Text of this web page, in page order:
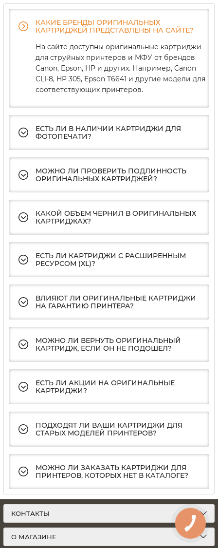
КАКИЕ БРЕНДЫ ОРИГИНАЛЬНЫХ
КАРТРИДЖЕЙ ПРЕДСТАВЛЕНЫ НА САЙТЕ?
На сайте доступны оригинальные картриджи
для струйных принтеров и МФУ от брендов
Canon, Epson, HP и других. Например, Canon
CLI-8, HP 305, Epson T6641 и другие модели для
соответствующих принтеров.
ЕСТЬ ЛИ В НАЛИЧИИ КАРТРИДЖИ ДЛЯ
ФОТОПЕЧАТИ?
МОЖНО ЛИ ПРОВЕРИТЬ ПОДЛИННОСТЬ
ОРИГИНАЛЬНЫХ КАРТРИДЖЕЙ?
КАКОЙ ОБЪЕМ ЧЕРНИЛ В ОРИГИНАЛЬНЫХ
КАРТРИДЖАХ?
ЕСТЬ ЛИ КАРТРИДЖИ С РАСШИРЕННЫМ
РЕСУРСОМ (XL)?
ВЛИЯЮТ ЛИ ОРИГИНАЛЬНЫЕ КАРТРИДЖИ
НА ГАРАНТИЮ ПРИНТЕРА?
МОЖНО ЛИ ВЕРНУТЬ ОРИГИНАЛЬНЫЙ
КАРТРИДЖ, ЕСЛИ ОН НЕ ПОДОШЕЛ?
ЕСТЬ ЛИ АКЦИИ НА ОРИГИНАЛЬНЫЕ
КАРТРИДЖИ?
ПОДХОДЯТ ЛИ ВАШИ КАРТРИДЖИ ДЛЯ
СТАРЫХ МОДЕЛЕЙ ПРИНТЕРОВ?
МОЖНО ЛИ ЗАКАЗАТЬ КАРТРИДЖИ ДЛЯ
ПРИНТЕРОВ, КОТОРЫХ НЕТ В КАТАЛОГЕ?
КОНТАКТЫ
О МАГАЗИНЕ